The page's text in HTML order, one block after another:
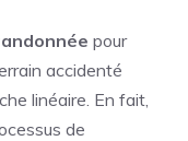
pour
accidenté
linéaire. En fait,
de